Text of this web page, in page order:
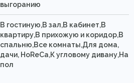
выгоранию
В гостиную,В зал,В кабинет,В
квартиру,В прихожую и коридор,В
спальню,Все комнаты,Для дома,
дачи, HoReCa,К угловому дивану,На
пол